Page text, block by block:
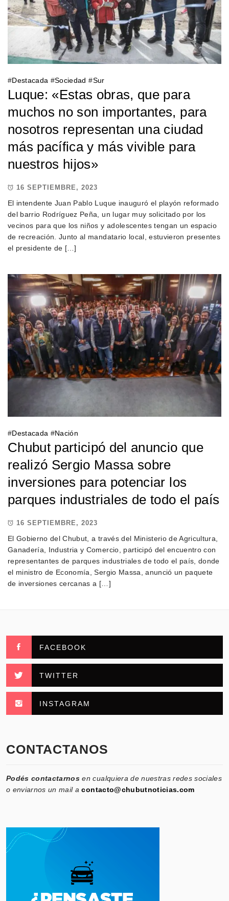
#Destacada #Sociedad #Sur
Luque: «Estas obras, que para
muchos no son importantes, para
nosotros representan una ciudad
más pacífica y más vivible para
nuestros hijos»
16 SEPTIEMBRE, 2023
El intendente Juan Pablo Luque inauguró el playón reformado
del barrio Rodríguez Peña, un lugar muy solicitado por los
vecinos para que los niños y adolescentes tengan un espacio
de recreación. Junto al mandatario local, estuvieron presentes
el presidente de […]
#Destacada #Nación
Chubut participó del anuncio que
realizó Sergio Massa sobre
inversiones para potenciar los
parques industriales de todo el país
16 SEPTIEMBRE, 2023
El Gobierno del Chubut, a través del Ministerio de Agricultura,
Ganadería, Industria y Comercio, participó del encuentro con
representantes de parques industriales de todo el país, donde
el ministro de Economía, Sergio Massa, anunció un paquete
de inversiones cercanas a […]
FACEBOOK
TWITTER
INSTAGRAM
CONTACTANOS
Podés contactarnos en cualquiera de nuestras redes sociales
o enviarnos un mail acontacto@chubutnoticias.com